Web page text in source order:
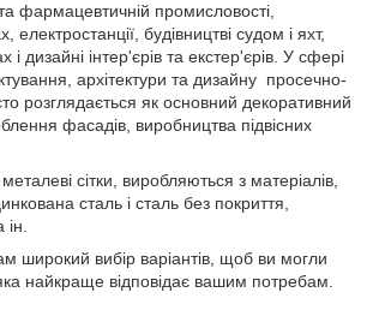
та фармацевтичній промисловості,
електростанції, будівництві судом і яхт,
і дизайні інтер'єрів та екстер'єрів. У сфері
архітектури та дизайну просечно-
розглядається як основний декоративний
фасадів, виробництва підвісних
сітки, виробляються з матеріалів,
сталь і сталь без покриття,
ін.
широкий вибір варіантів, щоб ви могли
найкраще відповідає вашим потребам.